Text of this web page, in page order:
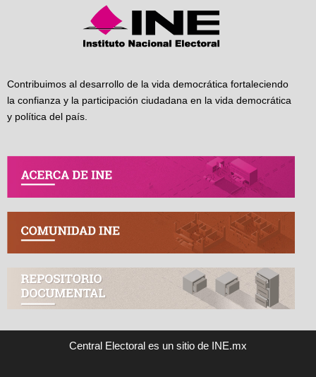
Contribuimos al desarrollo de la vida democrática fortaleciendo
la confianza y la participación ciudadana en la vida democrática
y política del país.
Central Electoral es un sitio de INE.mx